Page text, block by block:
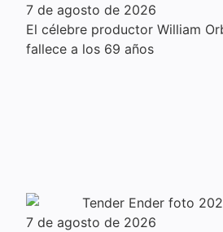
7 de agosto de 2026
El célebre productor William
fallece a los 69 años
7 de agosto de 2026